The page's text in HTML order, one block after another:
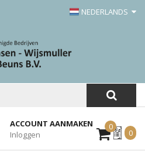
NEDERLANDS
ACCOUNT AANMAKEN
Inloggen
0Mijn
Offerte
0